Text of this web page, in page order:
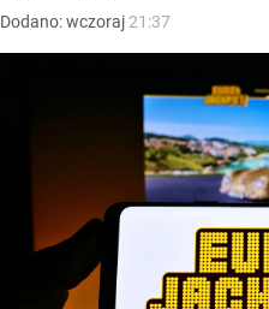
Dodano:wczoraj 21:37